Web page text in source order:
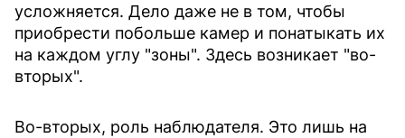
усложняется. Дело даже не в том, чтобы
приобрести побольше камер и понатыкать их
на каждом углу "зоны". Здесь возникает "во-
вторых".
Во-вторых, роль наблюдателя. Это лишь на